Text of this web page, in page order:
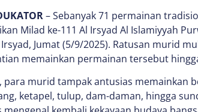
– Sebanyak 71 permainan
Milad ke-111 Al Irsyad Al Islamiyyah
Irsyad, Jumat (5/9/2025). Ratusan murid
memainkan permainan tersebut
para murid tampak antusias memainkan
ketapel, tulup, dam-daman, hingga